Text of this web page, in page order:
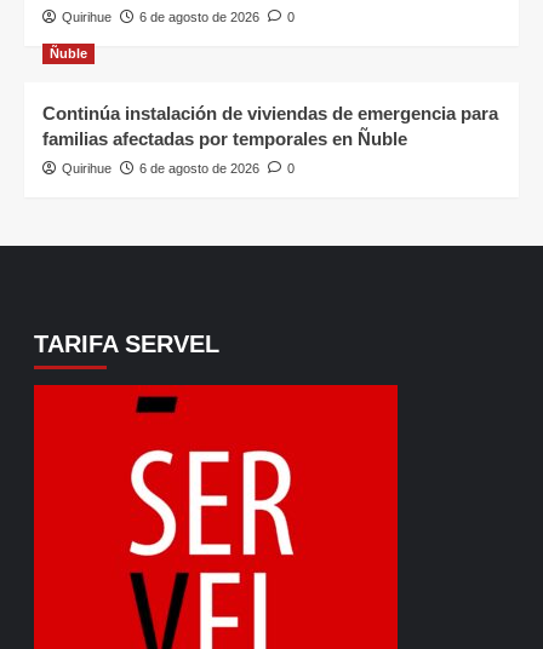
Quirihue 6 de agosto de 2026 0
Ñuble
Continúa instalación de viviendas de emergencia para
familias afectadas por temporales en Ñuble
Quirihue 6 de agosto de 2026 0
TARIFA SERVEL